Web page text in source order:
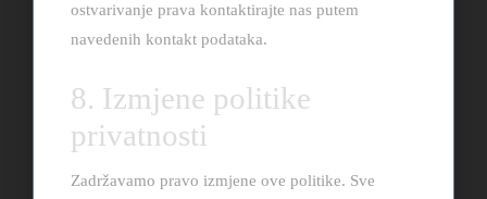
ostvarivanje prava kontaktirajte nas putem
navedenih kontakt podataka.
8. Izmjene politike
privatnosti
Zadržavamo pravo izmjene ove politike. Sve